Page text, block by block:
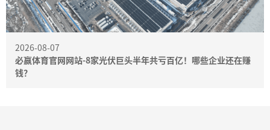
2026-08-07
必赢体育官网网站-8家光伏巨头半年共亏百亿！哪些企业还在赚
钱？